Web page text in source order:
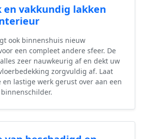
en vakkundig lakken
ook binnenshuis nieuw
een compleet andere sfeer. De
zeer nauwkeurig af en dekt uw
zorgvuldig af. Laat
en lastige werk gerust over aan een